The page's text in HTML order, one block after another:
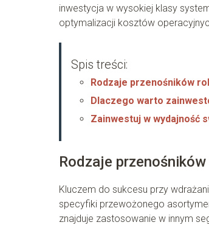
inwestycja w wysokiej klasy
optymalizacji kosztów
Spis treści:
Rodzaje przenośników
Dlaczego warto
Zainwestuj w wydajność
Rodzaje
Kluczem do sukcesu przy
specyfiki przewożonego
znajduje zastosowanie w innym